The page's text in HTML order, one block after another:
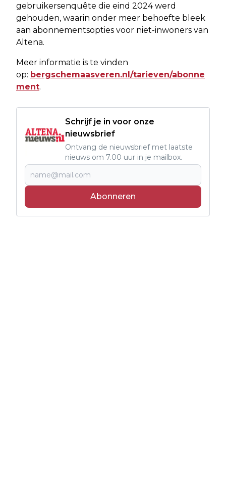
gebruikersenquête die eind 2024 werd
gehouden, waarin onder meer behoefte bleek
aan abonnementsopties voor niet-inwoners van
Altena.
Meer informatie is te vinden
op: bergschemaasveren.nl/tarieven/abonne
ment.
Schrijf je in voor onze
nieuwsbrief
Ontvang de nieuwsbrief met laatste
nieuws om 7.00 uur in je mailbox.
Abonneren